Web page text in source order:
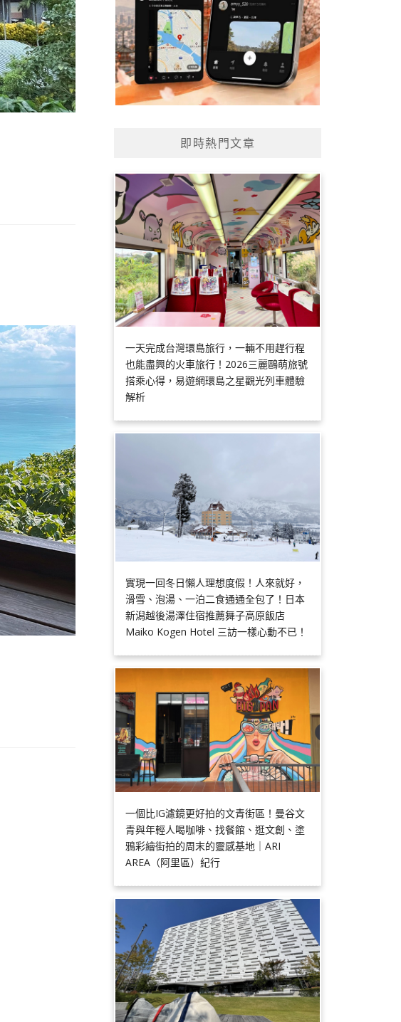
即時熱門文章
一天完成台灣環島旅行，一輛不用趕行程
也能盡興的火車旅行！2026三麗鷗萌旅號
搭乘心得，易遊網環島之星觀光列車體驗
解析
實現一回冬日懶人理想度假！人來就好，
滑雪、泡湯、一泊二食通通全包了！日本
新潟越後湯澤住宿推薦舞子高原飯店
Maiko Kogen Hotel 三訪一樣心動不已！
一個比IG濾鏡更好拍的文青街區！曼谷文
青與年輕人喝咖啡、找餐館、逛文創、塗
鴉彩繪街拍的周末的靈感基地｜ARI
AREA（阿里區）紀行